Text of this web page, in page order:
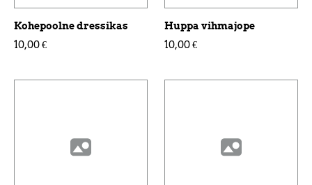
Kohepoolne dressikas
10,00 €
Huppa vihmajope
10,00 €